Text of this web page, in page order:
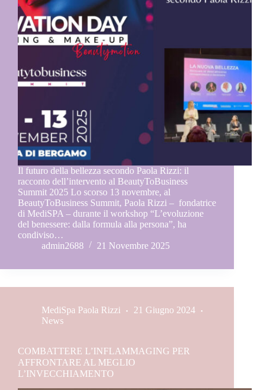
Il futuro della bellezza secondo Paola Rizzi: il
racconto dell’intervento al BeautyToBusiness
Summit 2025 Lo scorso 13 novembre, al
BeautyToBusiness Summit, Paola Rizzi – fondatrice
di MediSPA – durante il workshop “L’evoluzione
del benessere: dalla formula alla persona”, ha
condiviso…
admin2688
21 Novembre 2025
MediSpa Paola Rizzi
21 Giugno 2024
News
COMBATTERE L’INFLAMMAGING PER
AFFRONTARE AL MEGLIO
L’INVECCHIAMENTO